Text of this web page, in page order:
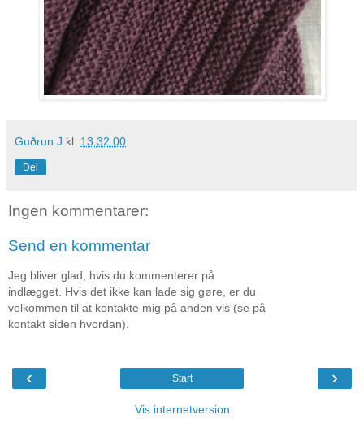
Guðrun J kl. 13.32.00
Del
Ingen kommentarer:
Send en kommentar
Jeg bliver glad, hvis du kommenterer på
indlægget. Hvis det ikke kan lade sig gøre, er du
velkommen til at kontakte mig på anden vis (se på
kontakt siden hvordan).
‹ ›
Start
Vis internetversion